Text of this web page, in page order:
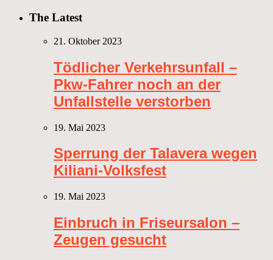
The Latest
21. Oktober 2023
Tödlicher Verkehrsunfall –
Pkw-Fahrer noch an der
Unfallstelle verstorben
19. Mai 2023
Sperrung der Talavera wegen
Kiliani-Volksfest
19. Mai 2023
Einbruch in Friseursalon –
Zeugen gesucht